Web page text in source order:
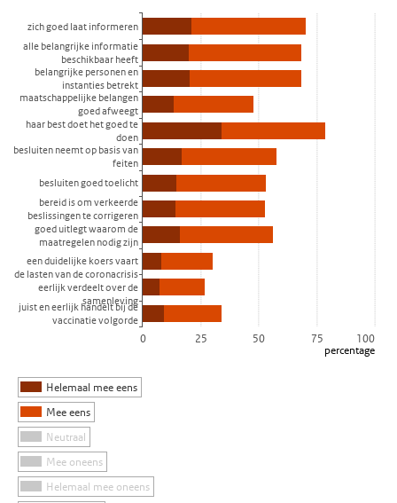
Bekijk als data tabel.
De grafiek heeft 1 X-as die categories weergeeft.
De grafiek heeft 1 Y-as die percentage weergeeft.
percentage
Helemaal mee eens
Mee eens
Neutraal
Mee oneens
Helemaal mee oneens
0 100
25 50 75
zich goed laat informeren
alle belangrijke informatie
beschikbaar heeft
belangrijke personen en
instanties betrekt
maatschappelijke belangen
goed afweegt
haar best doet het goed te
doen
besluiten neemt op basis van
feiten
besluiten goed toelicht
bereid is om verkeerde
beslissingen te corrigeren
goed uitlegt waarom de
maatregelen nodig zijn
een duidelijke koers vaart
de lasten van de coronacrisis
eerlijk verdeelt over de
samenleving
juist en eerlijk handelt bij de
vaccinatie volgorde